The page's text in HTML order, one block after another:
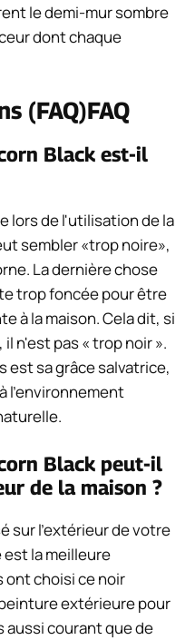
le demi-mur sombre
dont chaque
(FAQ)FAQ
Black est-il
lors de l'utilisation de la
sembler «trop noire»,
La dernière chose
trop foncée pour être
à la maison. Cela dit, si
n'est pas « trop noir ».
est sa grâce salvatrice,
l'environnement
Black peut-il
de la maison ?
sur l'extérieur de votre
est la meilleure
ont choisi ce noir
extérieure pour
aussi courant que de